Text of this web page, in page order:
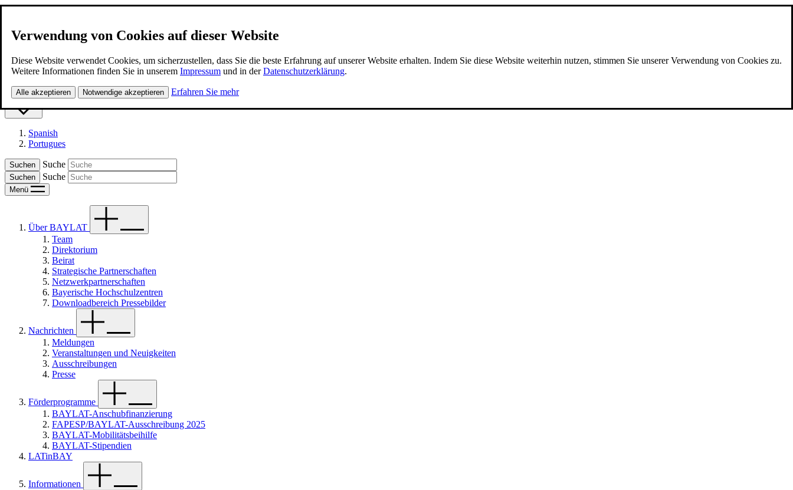
Verwendung von Cookies auf dieser Website
Diese Website verwendet Cookies, um sicherzustellen, dass Sie die beste Erfahrung auf unserer Website erhalten. Indem Sie diese Website weiterhin nutzen, stimmen Sie unserer Verwendung von Cookies zu.
Weitere Informationen finden Sie in unserem Impressum und in derDatenschutzerklärung.
Alle akzeptieren Notwendige akzeptieren Erfahren Sie mehr
Kontakt
Spanish
Portugues
Suche
Suche
Menü
Über BAYLAT
Team
Direktorium
Beirat
Strategische Partnerschaften
Netzwerkpartnerschaften
Bayerische Hochschulzentren
Downloadbereich Pressebilder
Nachrichten
Meldungen
Veranstaltungen und Neuigkeiten
Ausschreibungen
Presse
Förderprogramme
BAYLAT-Anschubfinanzierung
FAPESP/BAYLAT-Ausschreibung 2025
BAYLAT-Mobilitätsbeihilfe
BAYLAT-Stipendien
LATinBAY
Informationen